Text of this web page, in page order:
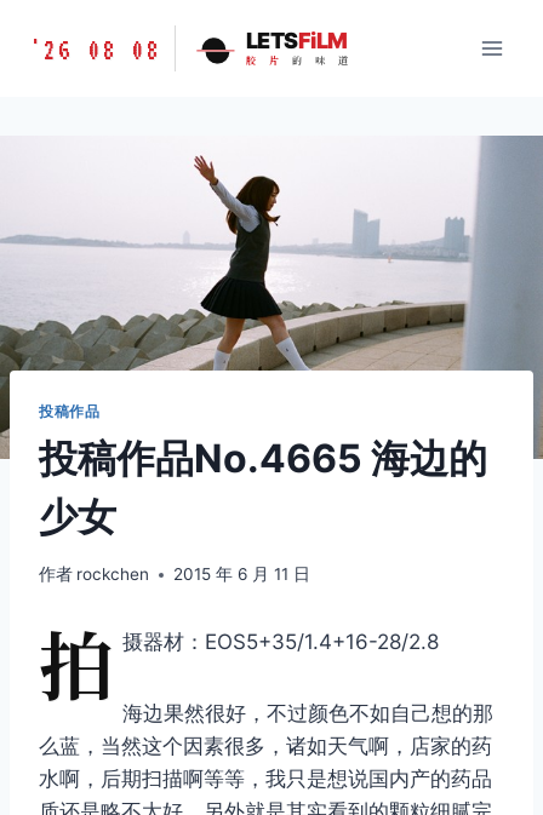
胶
'26 08 08 LETSFiLM
胶 片 的 味 道
投稿作品
投稿作品No.4665 海边的
少女
作者 rockchen 2015 年 6 月 11 日
拍 摄器材：EOS5+35/1.4+16-28/2.8
海边果然很好，不过颜色不如自己想的那
么蓝，当然这个因素很多，诸如天气啊，店家的药
水啊，后期扫描啊等等，我只是想说国内产的药品